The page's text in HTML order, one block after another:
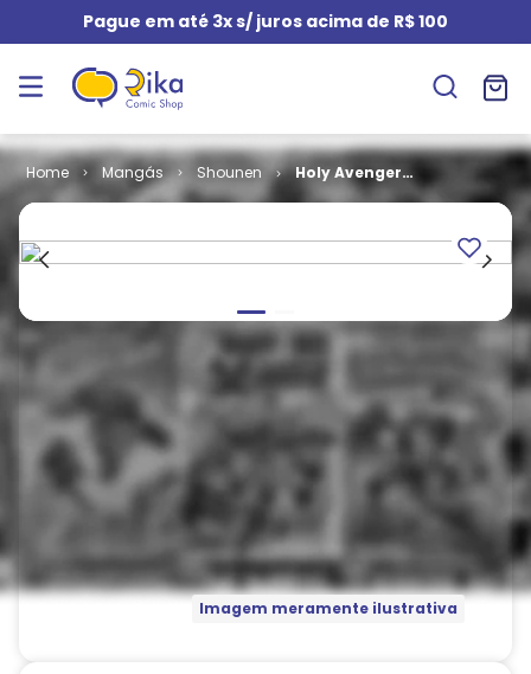
Pague em até 3x s/ juros acima de R$ 100
Mangás Shounen
Holy Avenger
Imagem meramente ilustrativa